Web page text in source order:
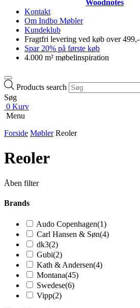
Woodnotes
Kontakt
Om Indbo Møbler
Kundeklub
Fragtfri levering ved køb over 499,-
Spar 20% på første køb
4.000 m² møbelinspiration
Products search
Søg
0 Kurv
Menu
Forside Møbler Reoler
Reoler
Åben filter
Brands
Audo Copenhagen(1)
Carl Hansen & Søn(4)
dk3(2)
Gubi(2)
Kath & Andersen(4)
Montana(45)
Swedese(6)
Vipp(2)